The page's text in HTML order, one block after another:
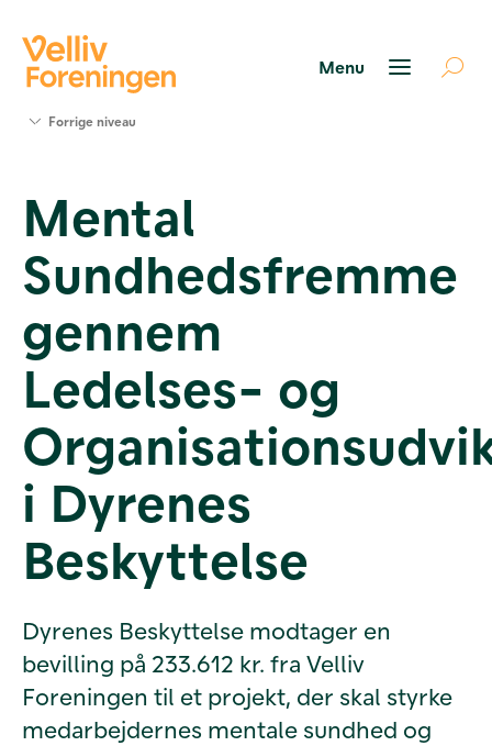
Værktøjer
og viden
Om Velliv
Foreningen
os
Forrige niveau
Mental
Sundhedsfremme
gennem
Ledelses- og
i Dyrenes
Beskyttelse
Dyrenes Beskyttelse modtager en
bevilling på 233.612 kr. fra Velliv
Foreningen til et projekt, der skal styrke
medarbejdernes mentale sundhed og